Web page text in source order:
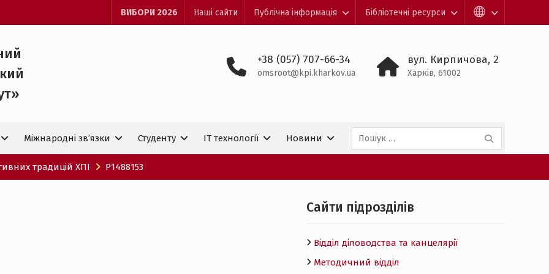
ВИБОРИ 2026 Наші сайти Публічна інформація Бібліотечні ресурси
+38 (057) 707-66-34
omsroot@kpi.kharkov.ua
вул. Кирпичова, 2
Харків, 61002
Міжнародні зв’язки Студенту IT технологiї Новини
Пошук:
традицій ХПІ P1488153
Cайти підрозділів
Відділ діловодства та канцелярії
Методичний відділ